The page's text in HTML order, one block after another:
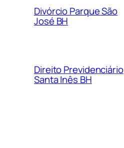
Divórcio Parque São
José BH
Direito Previdenciário
Santa Inês BH